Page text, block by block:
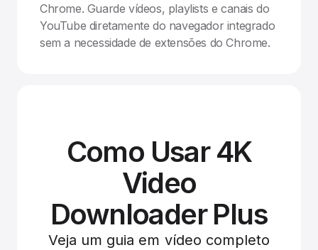
Chrome. Guarde vídeos, playlists e canais do
YouTube diretamente do navegador integrado
sem a necessidade de extensões do Chrome.
Como Usar 4K
Video
Downloader Plus
Veja um guia em vídeo completo